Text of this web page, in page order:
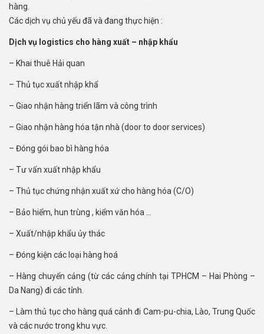
hàng.
Các dịch vụ chủ yếu đã và đang thực hiện :
Dịch vụ logistics cho hàng xuất – nhập khẩu
– Khai thuê Hải quan
– Thủ tục xuất nhập khẩ
– Giao nhận hàng triển lãm và công trình
– Giao nhận hàng hóa tận nhà (door to door services)
– Đóng gói bao bì hàng hóa
– Tư vấn xuất nhập khẩu
– Thủ tục chứng nhận xuất xứ cho hàng hóa (C/O)
– Bảo hiểm, hun trùng , kiểm văn hóa …
– Xuất/nhập khẩu ủy thác
– Đóng kiện các loại hàng hoá
– Hàng chuyển cảng (từ các cảng chính tại TPHCM – Hai Phòng –
Da Nang) đi các tỉnh.
– Làm thủ tục cho hàng quá cảnh đi Cam-pu-chia, Lào, Trung Quốc
và các nước trong khu vực.